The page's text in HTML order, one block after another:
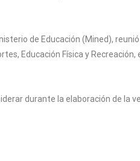
de Educación (Mined),
Educación Física y
durante la elaboración de la